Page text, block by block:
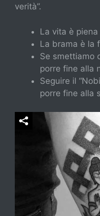
verità”.
La vita è
La brama è la
Se smettiamo
porre fine alla
Seguire il
porre fine alla